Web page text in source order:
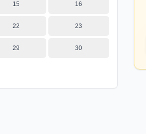
15 16
22 23
29 30